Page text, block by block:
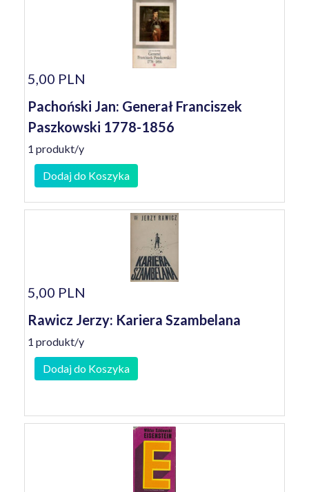
5,00 PLN
Pachoński Jan: Generał Franciszek
Paszkowski 1778-1856
1 produkt/y
Dodaj do Koszyka
5,00 PLN
Rawicz Jerzy: Kariera Szambelana
1 produkt/y
Dodaj do Koszyka